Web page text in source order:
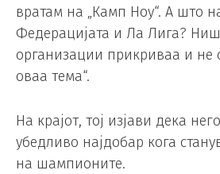
вратам на „Камп Ноу“. А што
Федерацијата и Ла Лига?
организации прикриваа и не
оваа тема“.
На крајот, тој изјави дека
убедливо најдобар кога
на шампионите.